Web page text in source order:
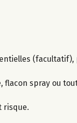
spray ou
risque.